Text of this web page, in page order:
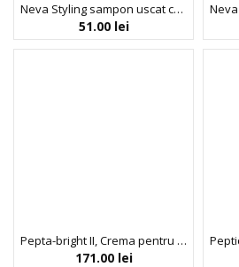
Neva Styling sampon uscat cu efect extra-volumizant, Sweet Fruit, Neva, 200 ml
51.00 lei
Pepta-bright II, Crema pentru Uniformizarea Tonului Pielii, Indeed Labs, 30 ml
171.00 lei